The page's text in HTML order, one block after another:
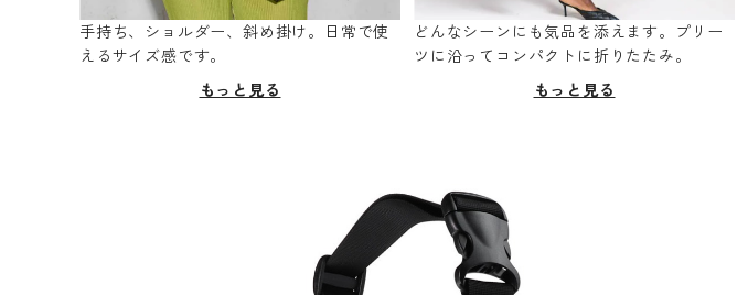
手持ち、ショルダー、斜め掛け。日常で使
えるサイズ感です。
もっと見る
どんなシーンにも気品を添えます。プリー
ツに沿ってコンパクトに折りたたみ。
もっと見る